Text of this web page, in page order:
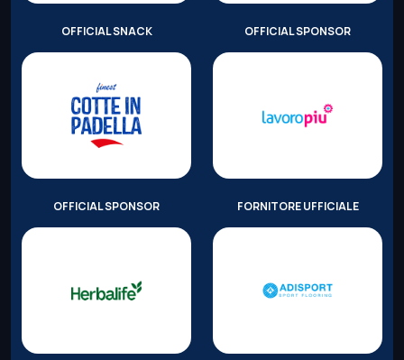
OFFICIAL SNACK OFFICIAL SPONSOR
OFFICIAL SPONSOR FORNITORE UFFICIALE